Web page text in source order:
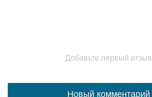
Добавьте первый отзыв
Новый комментарий